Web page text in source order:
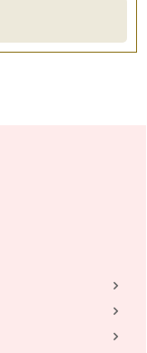
で大切なこととは
楽しもう
を見直そう
るように、スコア